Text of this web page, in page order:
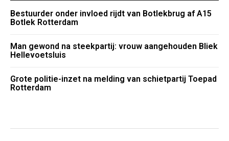
Bestuurder onder invloed rijdt van Botlekbrug af A15
Botlek Rotterdam
Man gewond na steekpartij: vrouw aangehouden Bliek
Hellevoetsluis
Grote politie-inzet na melding van schietpartij Toepad
Rotterdam